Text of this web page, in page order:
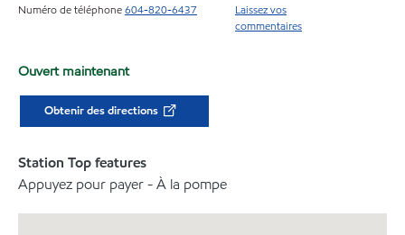
Numéro de téléphone604-820-6437
Laissez vos
commentaires
Ouvert maintenant
Obtenir des directions
Station Top features
Appuyez pour payer - À la pompe